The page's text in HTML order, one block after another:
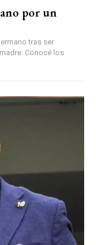
por un
tras ser
Conocé los